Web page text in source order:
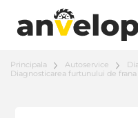
Principala Autoservice
Diagnosticarea furtunului de frana